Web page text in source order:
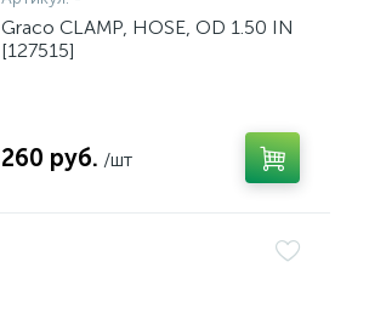
Graco CLAMP, HOSE, OD 1.50 IN
[127515]
260 руб. /шт